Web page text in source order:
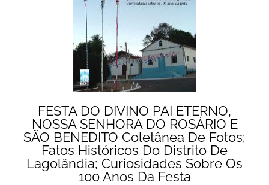
FESTA DO DIVINO PAI ETERNO,
NOSSA SENHORA DO ROSÁRIO E
SÃO BENEDITO Coletânea De Fotos;
Fatos Históricos Do Distrito De
Lagolândia; Curiosidades Sobre Os
100 Anos Da Festa